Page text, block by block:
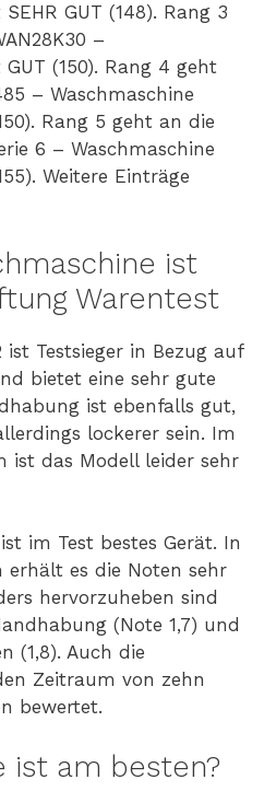
GUT (148). Rang 3
–
(150). Rang 4 geht
– Waschmaschine
Rang 5 geht an die
6 – Waschmaschine
Weitere Einträge
ist
Warentest
ist Testsieger in Bezug auf
bietet eine sehr gute
ist ebenfalls gut,
lockerer sein. Im
ist das Modell leider sehr
im Test bestes Gerät. In
erhält es die Noten sehr
hervorzuheben sind
(Note 1,7) und
(1,8). Auch die
Zeitraum von zehn
bewertet.
ist am besten?